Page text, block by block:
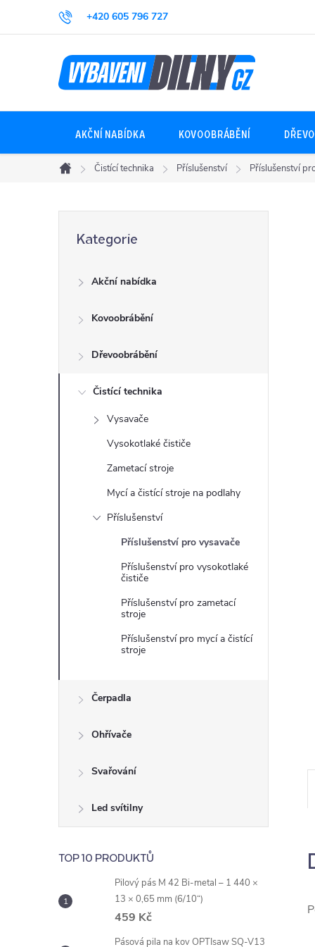
+420 605 796 727
AKČNÍ NABÍDKA KOVOOBRÁBĚNÍ
Domů
Čistící technika Příslušenství Příslušenství
r
l
kategorie
Kategorie
Akční nabídka
Kovoobrábění
Dřevoobrábění
Čistící technika
Vysavače
Vysokotlaké čističe
Zametací stroje
Mycí a čistící stroje na podlahy
Příslušenství
Příslušenství pro vysavače
Příslušenství pro vysokotlaké
čističe
Příslušenství pro zametací
stroje
Příslušenství pro mycí a čistící
stroje
Čerpadla
Ohřívače
Svařování
Led svítilny
TOP 10 PRODUKTŮ
Pilový pás M 42 Bi-metal – 1 440 ×
13 × 0,65 mm (6/10“)
459 Kč
Pásová pila na kov OPTIsaw SQ-V13